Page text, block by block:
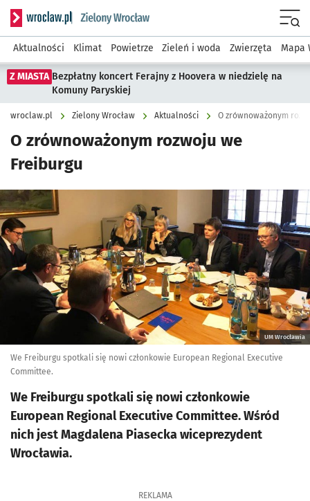
Serwis informacyjny wroclaw.pl podserwis: Środowisko we
Aktualności Klimat Powietrze Zieleń i woda Zwierzęta Mapa
Z MIASTA Bezpłatny koncert Ferajny z Hoovera w niedzielę na
Komuny Paryskiej
wroclaw.pl Zielony Wrocław Aktualności O zrównoważonym
O zrównoważonym rozwoju we
Freiburgu
Kliknij, aby powiększyć
UM Wrocławia
We Freiburgu spotkali się nowi członkowie European Regional Executive
Committee.
We Freiburgu spotkali się nowi członkowie
European Regional Executive Committee. Wśród
nich jest Magdalena Piasecka wiceprezydent
Wrocławia.
REKLAMA